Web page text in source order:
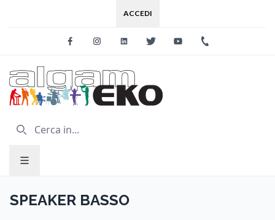
ACCEDI
FacebookInstagramLinkedinTwitter Youtube
SPEAKER BASSO